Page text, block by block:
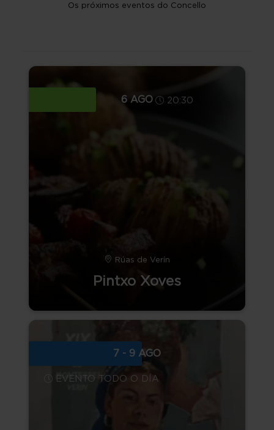
Os próximos eventos do Concello
6 AGO 20:30
Rúas de Verín
Pintxo Xoves
7 - 9 AGO
EVENTO TODO O DÍA